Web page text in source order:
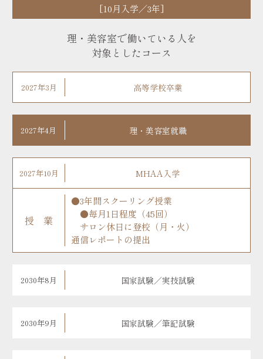
[10月入学／3年]
理・美容室で働いている人を
対象としたコース
2027年3月 高等学校卒業
2027年4月 理・美容室就職
2027年10月 MHAA入学
授 業
●3年間スクーリング授業
●毎月1日程度（45回）
サロン休日に登校（月・火）
通信レポートの提出
2030年8月 国家試験／実技試験
2030年9月 国家試験／筆記試験